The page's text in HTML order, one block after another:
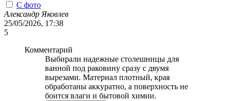
С фото
Александр Яковлев
25/05/2026, 17:38
5
Комментарий
Выбирали надежные столешницы для
ванной под раковину сразу с двумя
вырезами. Материал плотный, края
обработаны аккуратно, а поверхность не
боится влаги и бытовой химии.